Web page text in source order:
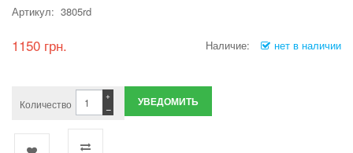
Артикул: 3805rd
1150 грн. Наличие: нет в наличии
Количество −
+ УВЕДОМИТЬ